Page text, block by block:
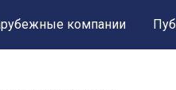
компании